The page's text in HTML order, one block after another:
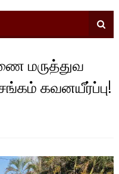
மருத்துவ
கவனயீர்ப்பு!